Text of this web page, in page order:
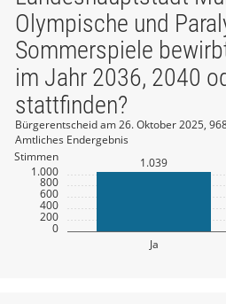
0
200
400
600
800
1.000
Stimmen
Ja
1.039
Olympische und
Sommerspiele
im Jahr 2036, 2040
stattfinden?
Bürgerentscheid am 26. Oktober 2025,
Amtliches Endergebnis